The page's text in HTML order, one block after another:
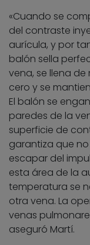
«Cuando se
del contraste
aurícula, y por
balón sella
vena, se llena
cero y se
El balón se
paredes de la
superficie de
garantiza que
escapar del
esta área de la
temperatura se
otra vena. La
venas
aseguró Martí.